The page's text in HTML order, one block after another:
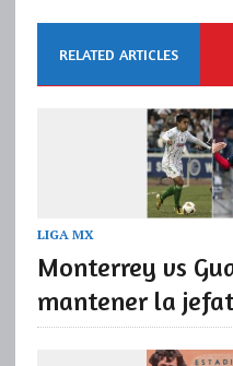
RELATED ARTICLES
LIGA MX
Monterrey vs
mantener la